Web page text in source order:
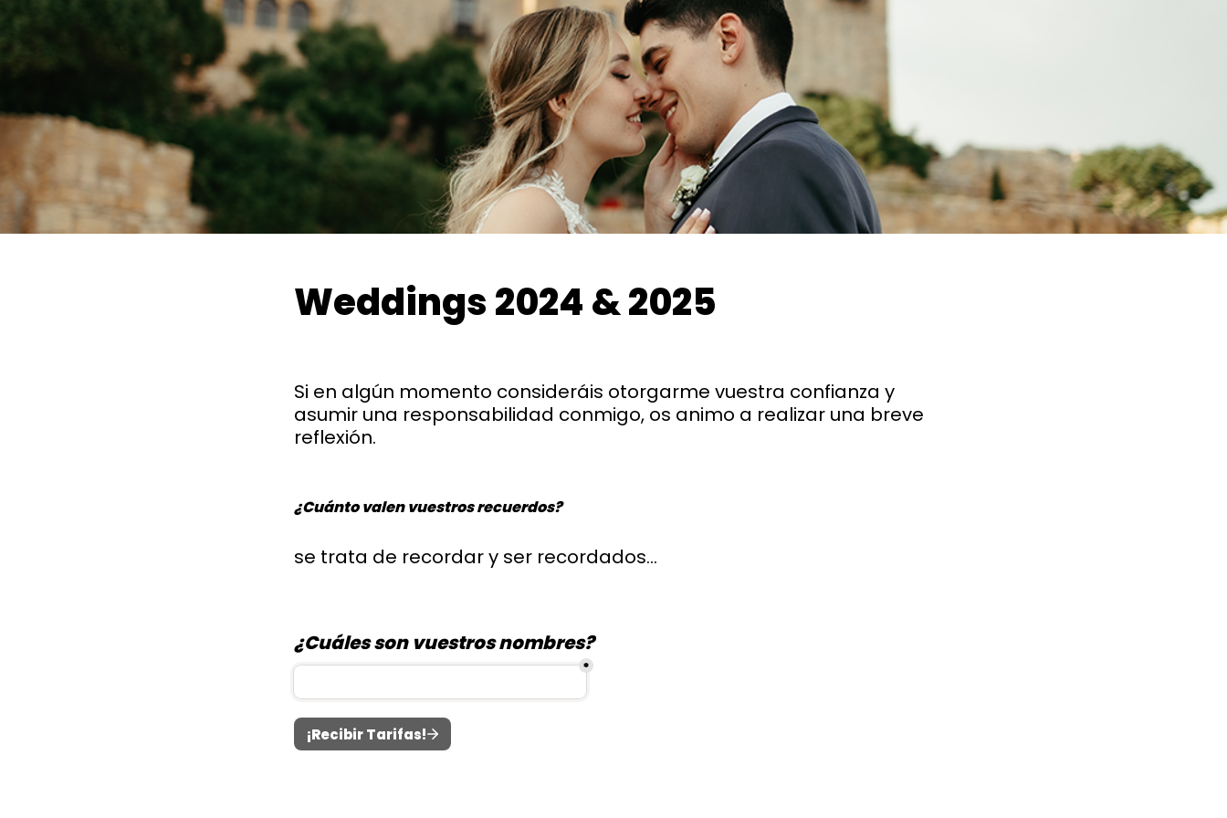
Weddings 2024 & 2025
Si en algún momento consideráis otorgarme vuestra confianza y
asumir una responsabilidad conmigo, os animo a realizar una breve
reflexión.
¿Cuánto valen vuestros recuerdos?
se trata de recordar y ser recordados...
¿Cuáles son vuestros nombres?
*
¡Recibir Tarifas!